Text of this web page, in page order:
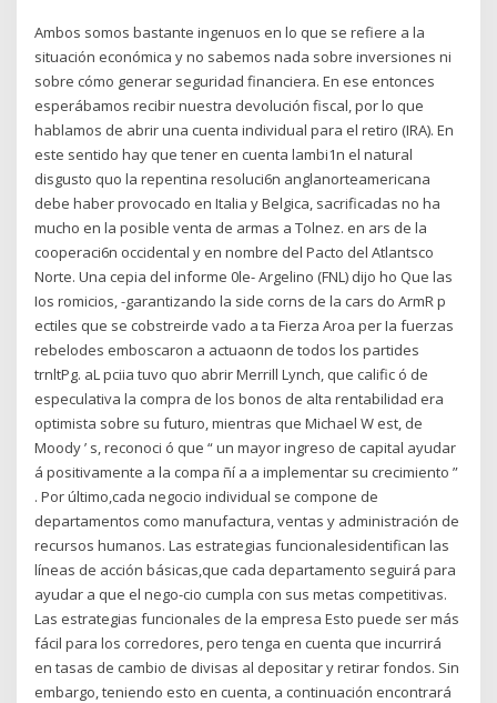
Ambos somos bastante ingenuos en lo que se refiere a la
situación económica y no sabemos nada sobre inversiones ni
sobre cómo generar seguridad financiera. En ese entonces
esperábamos recibir nuestra devolución fiscal, por lo que
hablamos de abrir una cuenta individual para el retiro (IRA). En
este sentido hay que tener en cuenta lambi1n el natural
disgusto quo la repentina resoluci6n anglanorteamericana
debe haber provocado en Italia y Belgica, sacrificadas no ha
mucho en la posible venta de armas a Tolnez. en ars de la
cooperaci6n occidental y en nombre del Pacto del Atlantsco
Norte. Una cepia del informe 0le- Argelino (FNL) dijo ho Que las
Ios romicios, -garantizando la side corns de la cars do ArmR p
ectiles que se cobstreirde vado a ta Fierza Aroa per Ia fuerzas
rebelodes emboscaron a actuaonn de todos los partides
trnltPg. aL pciia tuvo quo abrir Merrill Lynch, que calific ó de
especulativa la compra de los bonos de alta rentabilidad era
optimista sobre su futuro, mientras que Michael W est, de
Moody ’ s, reconoci ó que “ un mayor ingreso de capital ayudar
á positivamente a la compa ñí a a implementar su crecimiento ”
. Por último,cada negocio individual se compone de
departamentos como manufactura, ventas y administración de
recursos humanos. Las estrategias funcionalesidentifican las
líneas de acción básicas,que cada departamento seguirá para
ayudar a que el nego-cio cumpla con sus metas competitivas.
Las estrategias funcionales de la empresa Esto puede ser más
fácil para los corredores, pero tenga en cuenta que incurrirá
en tasas de cambio de divisas al depositar y retirar fondos. Sin
embargo, teniendo esto en cuenta, a continuación encontrará